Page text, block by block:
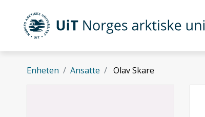
Gå til hovedinnhold
UiT Norges arktiske universitet
Enheten Ansatte Olav Skare